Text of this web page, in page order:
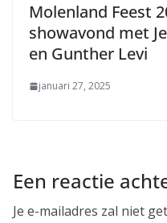
Molenland Feest
showavond met
en Gunther Levi
januari 27, 2025
Een reactie
Je e-mailadres zal niet